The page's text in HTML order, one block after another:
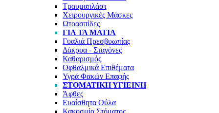
Τραυμαπλάστ
Χειρουργικές Μάσκες
Ωτοασπίδες
ΓΙΑ ΤΑ ΜΆΤΙΑ
Γυαλιά Πρεσβυωπίας
Δάκρυα - Σταγόνες
Καθαρισμός
Οφθαλμικά Επιθέματα
Υγρά Φακών Επαφής
ΣΤΟΜΑΤΙΚΉ ΥΓΙΕΙΝΉ
Άφθες
Ευαίσθητα Ούλα
Κακοσμία Στόματος